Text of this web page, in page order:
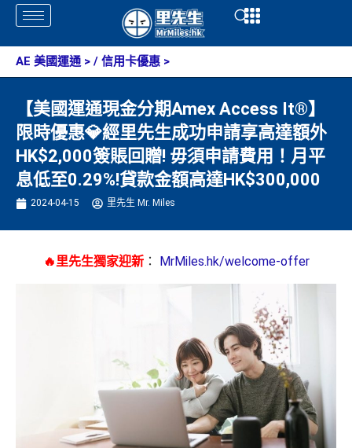
Skip
content
Open
AE 美國運通 > / 信用卡優惠 >
【美國運通現金分期Amex Access It®】
限時優惠💎經里先生成功申請享高達額外
HK$2,000簽賬回贈! 毋須申請費用！月平
息低至0.29%!貸款金額高達HK$300,000
2024-04-15 里先生 Mr. Miles
🔥里先生獨家迎新： MrMiles.hk/welcome-offer